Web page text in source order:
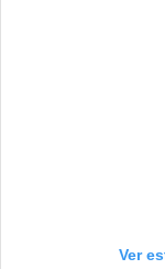
Ver